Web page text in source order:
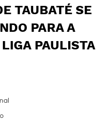
TAUBATÉ SE
PARA A
PAULISTA